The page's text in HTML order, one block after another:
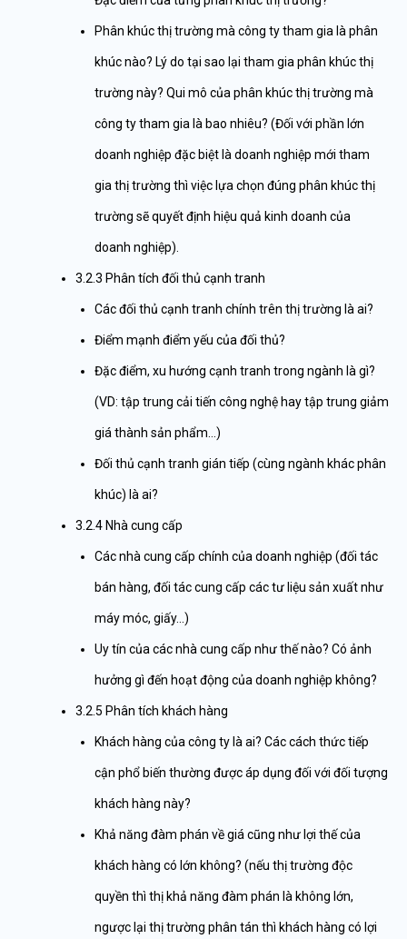
Phân khúc thị trường mà công ty tham gia là phân
khúc nào? Lý do tại sao lại tham gia phân khúc thị
trường này? Qui mô của phân khúc thị trường mà
công ty tham gia là bao nhiêu? (Đối với phần lớn
doanh nghiệp đặc biệt là doanh nghiệp mới tham
gia thị trường thì việc lựa chọn đúng phân khúc thị
trường sẽ quyết định hiệu quả kinh doanh của
doanh nghiệp).
3.2.3 Phân tích đối thủ cạnh tranh
Các đối thủ cạnh tranh chính trên thị trường là ai?
Điểm mạnh điểm yếu của đối thủ?
Đặc điểm, xu hướng cạnh tranh trong ngành là gì?
(VD: tập trung cải tiến công nghệ hay tập trung giảm
giá thành sản phẩm…)
Đối thủ cạnh tranh gián tiếp (cùng ngành khác phân
khúc) là ai?
3.2.4 Nhà cung cấp
Các nhà cung cấp chính của doanh nghiệp (đối tác
bán hàng, đối tác cung cấp các tư liệu sản xuất như
máy móc, giấy…)
Uy tín của các nhà cung cấp như thế nào? Có ảnh
hưởng gì đến hoạt động của doanh nghiệp không?
3.2.5 Phân tích khách hàng
Khách hàng của công ty là ai? Các cách thức tiếp
cận phổ biến thường được áp dụng đối với đối tượng
khách hàng này?
Khả năng đàm phán về giá cũng như lợi thế của
khách hàng có lớn không? (nếu thị trường độc
quyền thì thị khả năng đàm phán là không lớn,
ngược lại thị trường phân tán thì khách hàng có lợi